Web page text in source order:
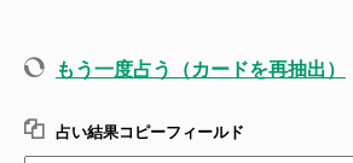
もう一度占う（カードを再抽出）
占い結果コピーフィールド